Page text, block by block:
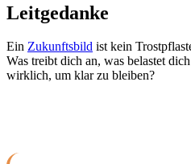
Leitgedanke
Ein Zukunftsbild ist kein
Was treibt dich an, was belastet
wirklich, um klar zu bleiben?